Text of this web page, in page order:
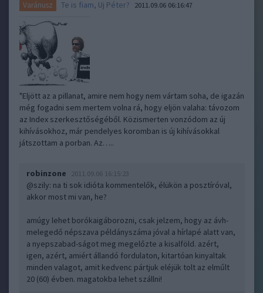
Varánusz Te is fiam, Uj Péter? 2011.09.06 06:16:47
"Eljött az a pillanat, amire nem hogy nem vártam soha, de igazán
még fogadni sem mertem volna rá, hogy eljön valaha: távozom
az Index szerkesztőségéből. Közismerten vonzódom az új
kihívásokhoz, már pendelyes koromban is új kihívásokkal
játszottam a porban. Az…..
robinzone 2011.09.06 16:15:23
@szily: na ti sok idióta kommentelők, élükön a posztíróval,
akkor most mi van, he?
amúgy lehet borókaigáborozni, csak jelzem, hogy az ávh-
melegedő népszava példányszáma jóval a hírlapé alatt van,
a nyepszabad-ságot meg megelőzte a kisalföld. azért,
igen, azért, amiért állandó fordulaton, kitartóan kinyaltak
minden valagot, amit kedvenc pártjuk eléjük tolt az elműlt
20 (60) évben. magatokba lehet szállni!